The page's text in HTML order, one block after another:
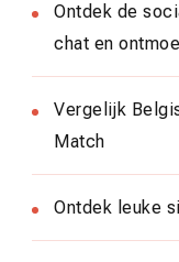
Ontdek de
chat en
Vergelijk
Match
Ontdek leuke